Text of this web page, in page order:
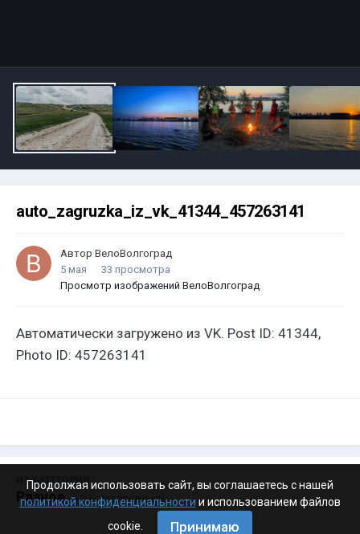
auto_zagruzka_iz_vk_41344_457263141
Автор ВелоВолгоград
5 мая
33 просмотра
Просмотр изображений ВелоВолгоград
Автоматически загружено из VK. Post ID: 41344,
Photo ID: 457263141
ИЗ КАТЕГОРИИ:
Разное · 4 199 изображений
Продолжая использовать сайт, вы соглашаетесь с нашей
политикой конфиденциальности и использованием файлов
cookie.
Принимаю